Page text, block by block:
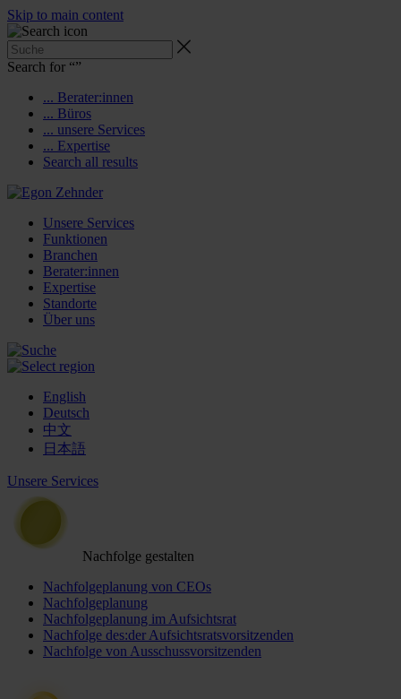
Skip to main content
Search for “”
... Berater:innen
... Büros
... unsere Services
... Expertise
Search all results
Unsere Services
Funktionen
Branchen
Berater:innen
Expertise
Standorte
Über uns
English
Deutsch
中文
日本語
Unsere Services
Nachfolge gestalten
Nachfolgeplanung von CEOs
Nachfolgeplanung
Nachfolgeplanung im Aufsichtsrat
Nachfolge des:der Aufsichtsratsvorsitzenden
Nachfolge von Ausschussvorsitzenden